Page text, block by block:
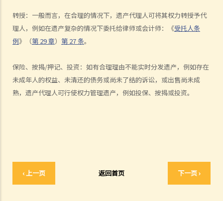
转授：一般而言，在合理的情况下，遗产代理人可将其权力转授予代
理人，例如在遗产复杂的情况下委托给律师或会计师：《受托人条
例》（第 29章） 第 27条。
保险、按揭/押记、投资：如有合理理由不能实时分发遗产，例如存在
未成年人的权益、未清还的债务或尚未了结的诉讼，或出售尚未成
熟，遗产代理人可行使权力管理遗产，例如投保、按揭或投资。
‹ 上一页 返回首页 下一页 ›
3. 如果一个人（不是遗嘱执行人）持有遗嘱并拒绝将其交给遗嘱执行
人，遗嘱执行人可以做什么？
4. 遗产管理书 (在无遗嘱而去世的情况下)
1. 如果有人根据优先次序中有权获得遗产管理书，但他失踪了或拒绝申
请遗产管理书。另一个人可以申请吗？他需要做什么？
1. 如果立遗嘱人在生前公开表示已经订立遗嘱，但在其死后未能找到遗
嘱，是否可以申请遗产管理书？